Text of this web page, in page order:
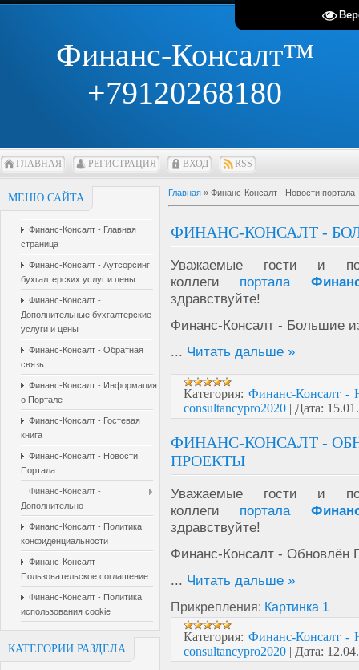
Финанс-Консалт™
+79120268180
ГЛАВНАЯ РЕГИСТРАЦИЯ ВХОД RSS
МЕНЮ САЙТА
Финанс-Консалт - Главная
страница
Финанс-Консалт - Аутсорсинг
бухгалтерских услуг и цены
Финанс-Консалт -
Дополнительные бухгалтерские
услуги и цены
Финанс-Консалт - Обратная
связь
Финанс-Консалт - Информация
о Портале
Финанс-Консалт - Гостевая
книга
Финанс-Консалт - Новости
Портала
Финанс-Консалт -
Дополнительно
Финанс-Консалт - Политика
конфиденциальности
Финанс-Консалт -
Пользовательское соглашение
Финанс-Консалт - Политика
использования cookie
КАТЕГОРИИ РАЗДЕЛА
Главная » Финанс-Консалт - Новости портала
ФИНАНС-КОНСАЛТ -
Уважаемые гости и
коллеги портала
здравствуйте!
Финанс-Консалт - Большие
... Читать дальше »
Категория: Финанс-Консалт -
consultancypro2020 | Дата:
ФИНАНС-КОНСАЛТ -
ПРОЕКТЫ
Уважаемые гости и
коллеги портала
здравствуйте!
Финанс-Консалт - Обновлён
... Читать дальше »
Прикрепления: Картинка 1
Категория: Финанс-Консалт -
consultancypro2020 | Дата: